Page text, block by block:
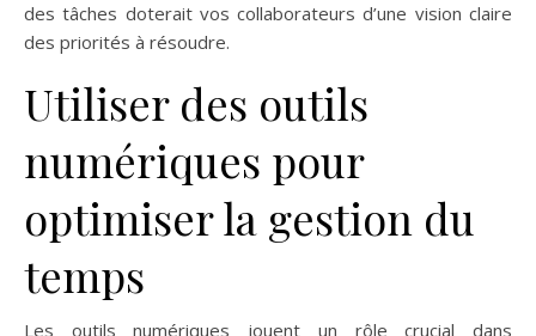
des tâches doterait vos collaborateurs d’une vision claire
des priorités à résoudre.
Utiliser des outils
numériques pour
optimiser la gestion du
temps
Les outils numériques jouent un rôle crucial dans